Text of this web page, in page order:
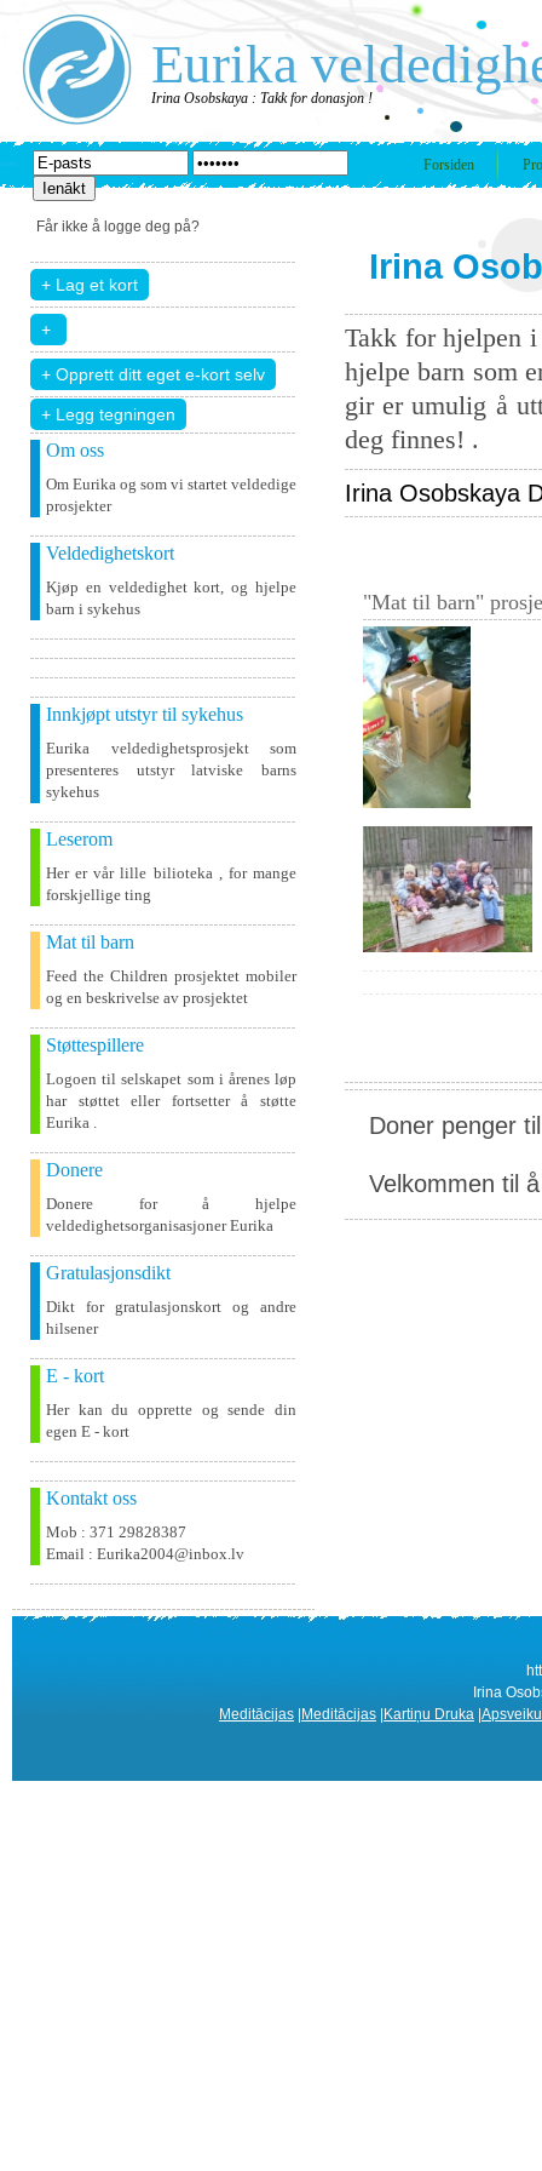
Eurika
Irina Osobskaya : Takk for donasjon !
Forsiden
Får ikke å logge deg på?
+ Legg tegningen
Om oss
Om Eurika og som vi startet veldedige
prosjekter
Veldedighetskort
Kjøp en veldedighet kort, og hjelpe
barn i sykehus
Innkjøpt utstyr til sykehus
Eurika veldedighetsprosjekt som
presenteres utstyr latviske barns
sykehus
Leserom
Her er vår lille bilioteka , for mange
forskjellige ting
Mat til barn
Feed the Children prosjektet mobiler
og en beskrivelse av prosjektet
Støttespillere
Logoen til selskapet som i årenes løp
har støttet eller fortsetter å støtte
Eurika .
Donere
Donere for å hjelpe
veldedighetsorganisasjoner Eurika
Gratulasjonsdikt
Dikt for gratulasjonskort og andre
hilsener
E - kort
Her kan du opprette og sende din
egen E - kort
Kontakt oss
Mob : 371 29828387
Email : Eurika2004@inbox.lv
Irina
Takk for hjelpen
hjelpe barn som
gir er umulig å
deg finnes! .
Irina Osobskaya
"Mat til barn"
Doner penger
Velkommen til
Irina
Meditācijas Meditācijas Kartiņu Druka